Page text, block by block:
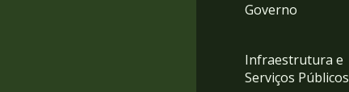
Governo
Infraestrutura e
Serviços Públicos